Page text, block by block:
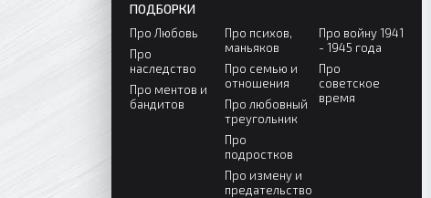
ПОДБОРКИ
Про Любовь
Про
наследство
Про ментов и
бандитов
Про психов,
маньяков
Про семью и
отношения
Про любовный
треугольник
Про
подростков
Про измену и
предательство
Про войну 1941
- 1945 года
Про
советское
время